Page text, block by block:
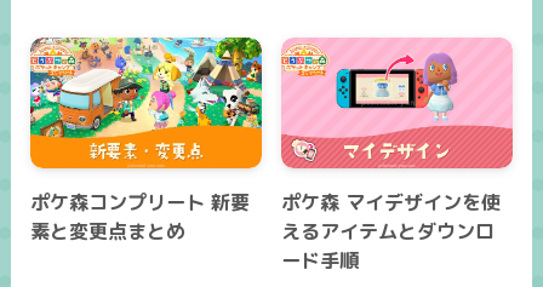
ポケ森コンプリート 新要
素と変更点まとめ
ポケ森 マイデザインを使
えるアイテムとダウンロ
ード手順